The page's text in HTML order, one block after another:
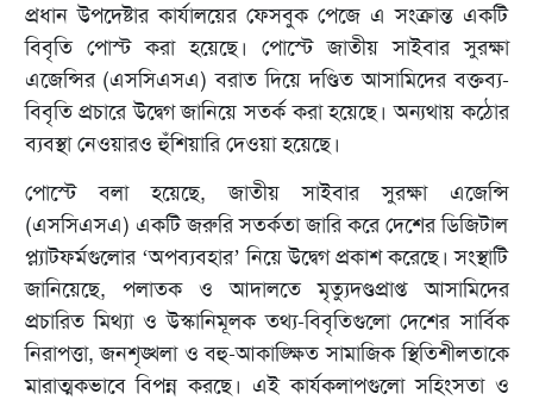
প্রধান উপদেষ্টার কার্যালয়ের ফেসবুক পেজে এ সংক্রান্ত একটি
বিবৃতি পোস্ট করা হয়েছে। পোস্টে জাতীয় সাইবার সুরক্ষা
এজেন্সির (এসসিএসএ) বরাত দিয়ে দণ্ডিত আসামিদের বক্তব্য-
বিবৃতি প্রচারে উদ্বেগ জানিয়ে সতর্ক করা হয়েছে। অন্যথায় কঠোর
ব্যবস্থা নেওয়ারও হুঁশিয়ারি দেওয়া হয়েছে।
পোস্টে বলা হয়েছে, জাতীয় সাইবার সুরক্ষা এজেন্সি
(এসসিএসএ) একটি জরুরি সতর্কতা জারি করে দেশের ডিজিটাল
প্ল্যাটফর্মগুলোর ‘অপব্যবহার’ নিয়ে উদ্বেগ প্রকাশ করেছে। সংস্থাটি
জানিয়েছে, পলাতক ও আদালতে মৃত্যুদণ্ডপ্রাপ্ত আসামিদের
প্রচারিত মিথ্যা ও উস্কানিমূলক তথ্য-বিবৃতিগুলো দেশের সার্বিক
নিরাপত্তা, জনশৃঙ্খলা ও বহু-আকাঙ্ক্ষিত সামাজিক স্থিতিশীলতাকে
মারাত্মকভাবে বিপন্ন করছে। এই কার্যকলাপগুলো সহিংসতা ও